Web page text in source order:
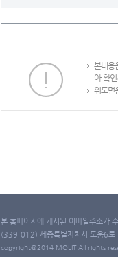
본내용
아 확
위도면
본 홈페이지에 게시된 이메일주소가
(339-012) 세종특별자치시 도움6
copyright@2014 MOLIT All rights